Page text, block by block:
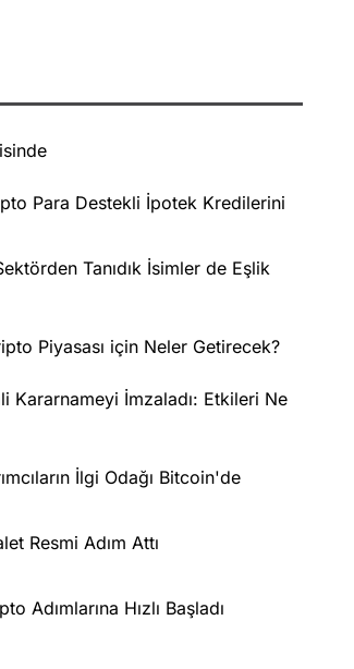
Para Destekli İpotek Kredilerini
Tanıdık İsimler de Eşlik
Piyasası için Neler Getirecek?
Kararnameyi İmzaladı: Etkileri Ne
İlgi Odağı Bitcoin'de
Resmi Adım Attı
Adımlarına Hızlı Başladı